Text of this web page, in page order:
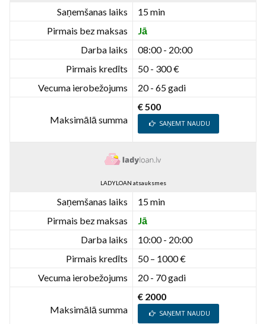
Saņemšanas laiks
15 min
Pirmais bez maksas
Jā
Darba laiks
08:00 - 20:00
Pirmais kredīts
50 - 300 €
Vecuma ierobežojums
20 - 65 gadi
Maksimālā summa
€ 500
SAŅEMT NAUDU
LADYLOAN atsauksmes
Saņemšanas laiks
15 min
Pirmais bez maksas
Jā
Darba laiks
10:00 - 20:00
Pirmais kredīts
50 – 1000 €
Vecuma ierobežojums
20 - 70 gadi
Maksimālā summa
€ 2000
SAŅEMT NAUDU